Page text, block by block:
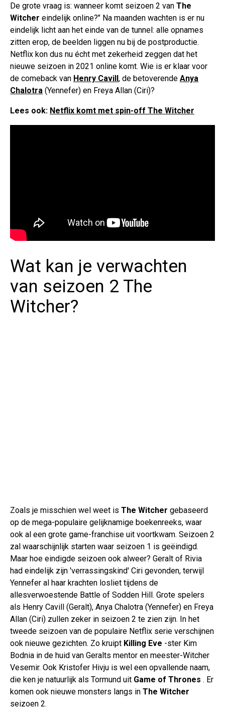
De grote vraag is: wanneer komt seizoen 2 van The
Witcher eindelijk online?" Na maanden wachten is er nu
eindelijk licht aan het einde van de tunnel: alle opnames
zitten erop, de beelden liggen nu bij de postproductie.
Netflix kon dus nu écht met zekerheid zeggen dat het
nieuwe seizoen in 2021 online komt. Wie is er klaar voor
de comeback van Henry Cavill, de betoverende Anya
Chalotra (Yennefer) en Freya Allan (Ciri)?
Lees ook: Netflix komt met spin-off The Witcher
Wat kan je verwachten
van seizoen 2 The
Witcher?
Zoals je misschien wel weet is The Witcher gebaseerd
op de mega-populaire gelijknamige boekenreeks, waar
ook al een grote game-franchise uit voortkwam. Seizoen 2
zal waarschijnlijk starten waar seizoen 1 is geëindigd.
Maar hoe eindigde seizoen ook alweer? Geralt of Rivia
had eindelijk zijn 'verrassingskind' Ciri gevonden, terwijl
Yennefer al haar krachten losliet tijdens de
allesverwoestende Battle of Sodden Hill. Grote spelers
als Henry Cavill (Geralt), Anya Chalotra (Yennefer) en Freya
Allan (Ciri) zullen zeker in seizoen 2 te zien zijn. In het
tweede seizoen van de populaire Netflix serie verschijnen
ook nieuwe gezichten. Zo kruipt Killing Eve -ster Kim
Bodnia in de huid van Geralts mentor en meester-Witcher
Vesemir. Ook Kristofer Hivju is wel een opvallende naam,
die ken je natuurlijk als Tormund uit Game of Thrones . Er
komen ook nieuwe monsters langs in The Witcher
seizoen 2.